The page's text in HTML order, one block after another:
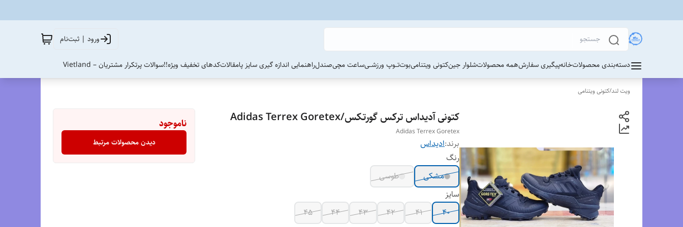
ورود | ثبت‌نام
دسته‌بندی محصولاتخانهپیگیری سفارشهمه محصولاتشلوار جینکتونی ویتنامیبوتتــوپ ورزشــیساعت مچیصندلراهنمایی اندازه گیری سایز پامقالاتکدهای تخفیف ویژه!!سوالات پرتکرار مشتریان – Vietland
ویت لند/کتونی ویتنامی
کتونی آدیداس ترکس گورتکس/Adidas Terrex Goretex
Adidas Terrex Goretex
برند:ادیداس
رنگ
مشکی
طوسی
سایز
40
41
42
43
44
45
ناموجود
دیدن محصولات مرتبط